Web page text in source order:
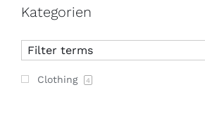
Kategorien
Clothing 4